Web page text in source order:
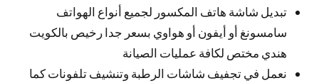
تبديل شاشة هاتف المكسور لجميع أنواع الهواتف
سامسونغ أو أيفون أو هواوي بسعر جدا رخيص بالكويت
هندي مختص لكافة عمليات الصيانة
نعمل في تجفيف شاشات الرطبة وتنشيف تلفونات كما